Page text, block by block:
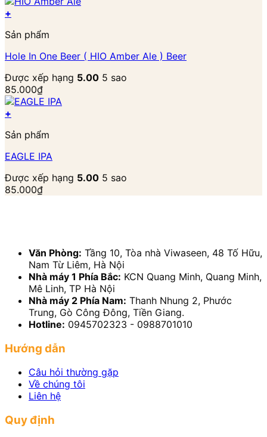
+
Sản phẩm
Hole In One Beer ( HIO Amber Ale ) Beer
Được xếp hạng 5.00 5 sao
85.000₫
+
Sản phẩm
EAGLE IPA
Được xếp hạng 5.00 5 sao
85.000₫
Văn Phòng: Tầng 10, Tòa nhà Viwaseen, 48 Tố Hữu,
Nam Từ Liêm, Hà Nội
Nhà máy 1 Phía Bắc: KCN Quang Minh, Quang Minh,
Mê Linh, TP Hà Nội
Nhà máy 2 Phía Nam: Thanh Nhung 2, Phước
Trung, Gò Công Đông, Tiền Giang.
Hotline: 0945702323 - 0988701010
Hướng dẫn
Câu hỏi thường gặp
Về chúng tôi
Liên hệ
Quy định